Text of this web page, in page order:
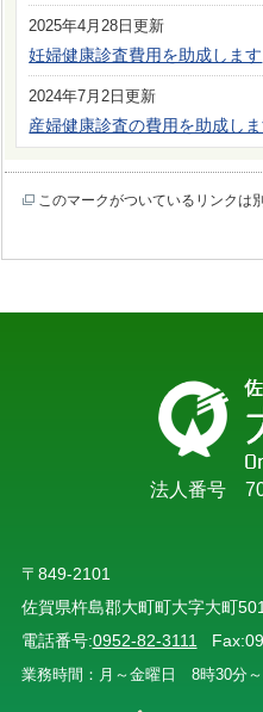
2025年4月28日更新
妊婦健康診査費用を助成します
2024年7月2日更新
産婦健康診査の費用を助成し
このマークがついているリンクは
法人番号
〒849-2101
佐賀県杵島郡大町町大字大町
電話番号:0952-82-3111
業務時間：月～金曜日 8時30分～